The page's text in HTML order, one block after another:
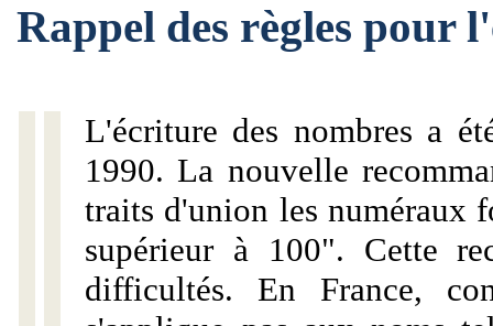
Rappel des règles pour
L'écriture des nombres a
1990. La nouvelle
traits d'union les numéraux
supérieur à 100". Cette
difficultés. En France,